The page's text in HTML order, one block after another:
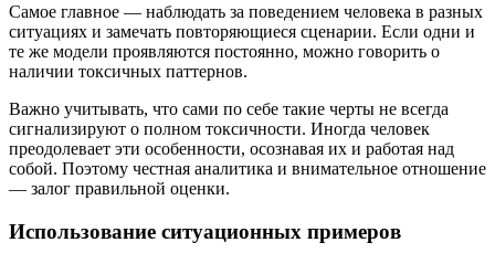
Самое главное — наблюдать за поведением человека в разных
ситуациях и замечать повторяющиеся сценарии. Если одни и
те же модели проявляются постоянно, можно говорить о
наличии токсичных паттернов.
Важно учитывать, что сами по себе такие черты не всегда
сигнализируют о полном токсичности. Иногда человек
преодолевает эти особенности, осознавая их и работая над
собой. Поэтому честная аналитика и внимательное отношение
— залог правильной оценки.
Использование ситуационных примеров